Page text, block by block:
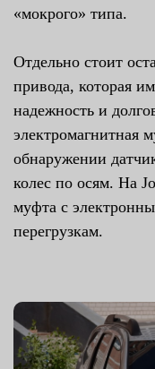
«мокрого» типа.
Отдельно стоит
привода, которая
надежность и
электромагнитная
обнаружении
колес по осям. На
муфта с
перегрузкам.